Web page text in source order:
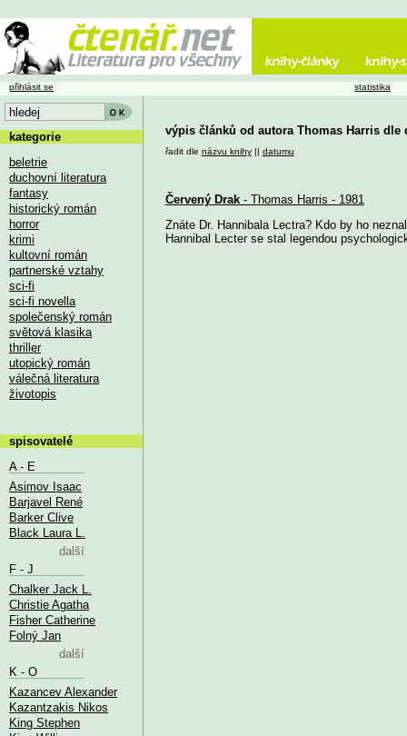
výpis článků od autora Thomas Harris dle
řadit dle názvu knihy|| datumu
Červený Drak- Thomas Harris - 1981
Znáte Dr. Hannibala Lectra? Kdo by ho
Hannibal Lecter se stal legendou
přihlásit se statistika
kategorie
beletrie
duchovní literatura
fantasy
historický román
horror
krimi
kultovní román
partnerské vztahy
sci-fi
sci-fi novella
společenský román
světová klasika
thriller
utopický román
válečná literatura
životopis
spisovatelé
A - E
Asimov Isaac
Barjavel René
Barker Clive
Black Laura L.
další
F - J
Chalker Jack L.
Christie Agatha
Fisher Catherine
Folný Jan
další
K - O
Kazancev Alexander
Kazantzakis Nikos
King Stephen